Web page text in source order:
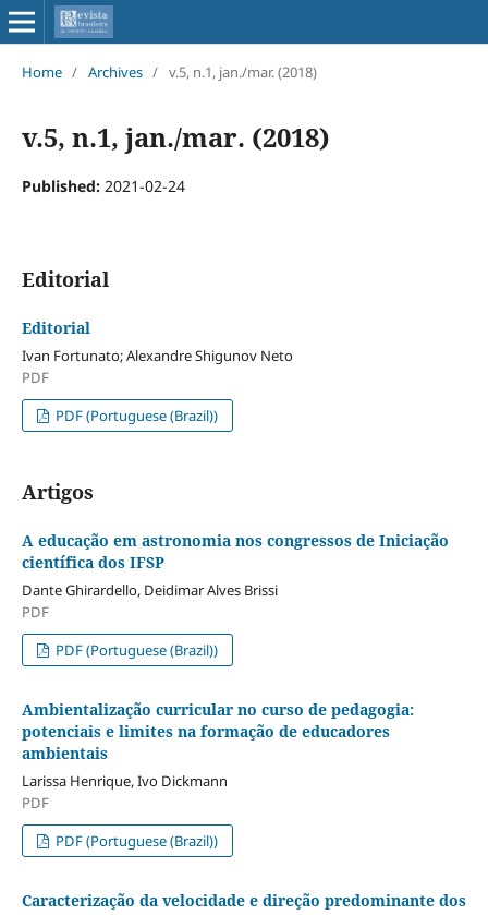
Home / Archives / v.5, n.1, jan./mar. (2018)
v.5, n.1, jan./mar. (2018)
Published: 2021-02-24
Editorial
Editorial
Ivan Fortunato; Alexandre Shigunov Neto
PDF
PDF (Portuguese (Brazil))
Artigos
A educação em astronomia nos congressos de Iniciação
científica dos IFSP
Dante Ghirardello, Deidimar Alves Brissi
PDF
PDF (Portuguese (Brazil))
Ambientalização curricular no curso de pedagogia:
potenciais e limites na formação de educadores
ambientais
Larissa Henrique, Ivo Dickmann
PDF
PDF (Portuguese (Brazil))
Caracterização da velocidade e direção predominante dos